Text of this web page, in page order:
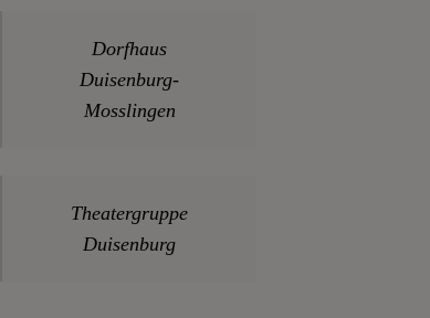
Dorfhaus
Duisenburg-
Mosslingen
Theatergruppe
Duisenburg